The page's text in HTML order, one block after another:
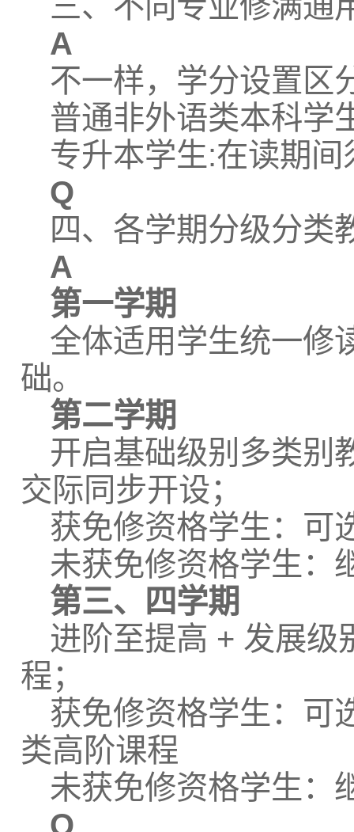
A
不一样，学分设置区
普通非外语类本科学
专升本学生:在读期间
Q
四、各学期分级分类
A
第一学期
全体适用学生统一修
础。
第二学期
开启基础级别多类别
交际同步开设；
获免修资格学生：可
未获免修资格学生：
第三、四学期
进阶至提高 + 发展级
程；
获免修资格学生：可
类高阶课程
未获免修资格学生：